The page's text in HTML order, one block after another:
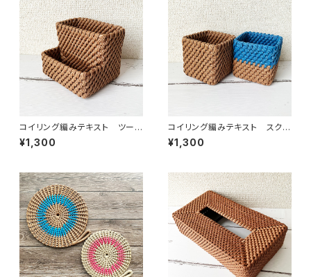
コイリング編みテキスト ツール
スタンド
¥1,300
コイリング編みテキスト スクエ
アスタンド
¥1,300